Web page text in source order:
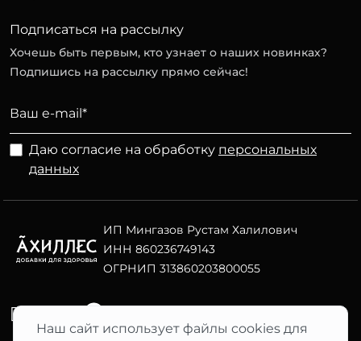
Наш сайт использует файлы cookies для
Подписаться на рассылку
Хочешь быть первым, кто узнает о наших новинках?
Подпишись на рассылку прямо сейчас!
Даю согласие на обработку персональных
данных
ИП Мингазов Рустам Халилович
ИНН 860236749143
ОГРНИП 313860203800055